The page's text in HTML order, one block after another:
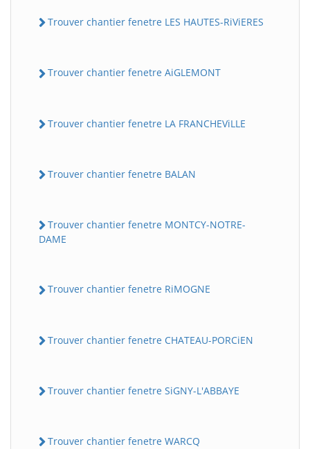
Trouver chantier fenetre LES HAUTES-RiViERES
Trouver chantier fenetre AiGLEMONT
Trouver chantier fenetre LA FRANCHEViLLE
Trouver chantier fenetre BALAN
Trouver chantier fenetre MONTCY-NOTRE-
DAME
Trouver chantier fenetre RiMOGNE
Trouver chantier fenetre CHATEAU-PORCiEN
Trouver chantier fenetre SiGNY-L'ABBAYE
Trouver chantier fenetre WARCQ